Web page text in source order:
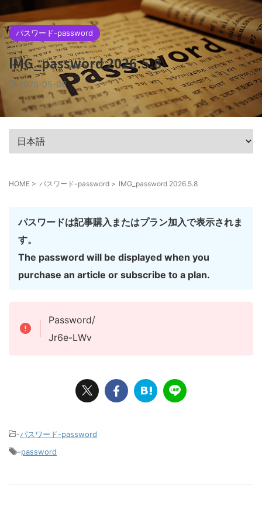
パスワード-password
IMG_password 2026.5.8
2026-05-08
HOME > パスワード-password > IMG_password 2026.5.8
パスワードは記事購入またはプラン加入で表示されま
す。
The password will be displayed when you
purchase an article or subscribe to a plan.
Password/
Jr6e-LWv
-パスワード-password
-password